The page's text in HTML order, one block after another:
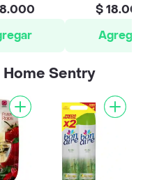
$
Agregar
Sentry